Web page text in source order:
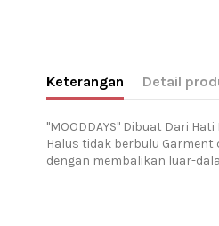
Keterangan Detail
"MOODDAYS" Dibuat Dari
Halus tidak berbulu Garment
dengan membalikan luar-